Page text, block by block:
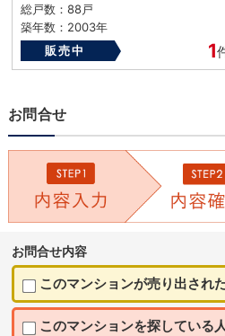
総戸数：88戸
築年数：2003年
販売中
1
お問合せ
お問合せ内容
このマンションが売り出され
このマンションを探している